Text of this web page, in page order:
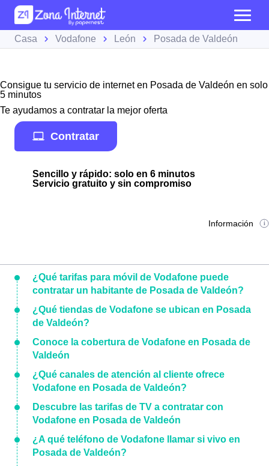
Casa Vodafone León Posada de Valdeón
Consigue tu servicio de internet en Posada de Valdeón en solo
5 minutos
Te ayudamos a contratar la mejor oferta
Contratar
Sencillo y rápido: solo en 6 minutos
Servicio gratuito y sin compromiso
Información
¿Qué tarifas para móvil de Vodafone puede
contratar un habitante de Posada de Valdeón?
¿Qué tiendas de Vodafone se ubican en Posada
de Valdeón?
Conoce la cobertura de Vodafone en Posada de
Valdeón
¿Qué canales de atención al cliente ofrece
Vodafone en Posada de Valdeón?
Descubre las tarifas de TV a contratar con
Vodafone en Posada de Valdeón
¿A qué teléfono de Vodafone llamar si vivo en
Posada de Valdeón?